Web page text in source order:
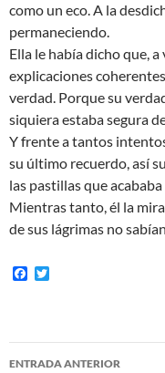
como un eco. A la
permaneciendo.
Ella le había dicho que,
explicaciones
verdad. Porque su
siquiera estaba segura
Y frente a tantos
su último recuerdo, así
las pastillas que
Mientras tanto, él la
de sus lágrimas no
F
o
o
e
r
Navegación
ENTRADA ANTERIOR